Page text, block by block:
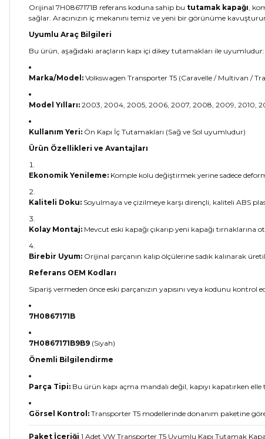
Orijinal 7H0867171B referans koduna sahip bu tutamak kapağı,
sağlar. Aracınızın iç mekanını temiz ve yeni bir görünüme
Uyumlu Araç Bilgileri
Bu ürün, aşağıdaki araçların kapı içi dikey tutamakları ile uyumludur:
Marka/Model: Volkswagen Transporter T5 (Caravelle / Multivan /
Model Yılları: 2003, 2004, 2005, 2006, 2007, 2008, 2009, 2010,
Kullanım Yeri: Ön Kapı İç Tutamakları (Sağ ve Sol uyumludur)
Ürün Özellikleri ve Avantajları
Ekonomik Yenileme: Komple kolu değiştirmek yerine sadece
Kaliteli Doku: Soyulmaya ve çizilmeye karşı dirençli, kaliteli ABS
Kolay Montaj: Mevcut eski kapağı çıkarıp yeni kapağı
Birebir Uyum: Orijinal parçanın kalıp ölçülerine sadık kalınarak
Referans OEM Kodları
Sipariş vermeden önce eski parçanızın yapısını veya kodunu
7H0867171B
7H0867171B9B9 (Siyah)
Önemli Bilgilendirme
Parça Tipi: Bu ürün kapı açma mandalı değil, kapıyı kapatırken
Görsel Kontrol: Transporter T5 modellerinde donanım paketine
Paket İçeriği 1 Adet VW Transporter T5 Uyumlu Kapı Tutamak